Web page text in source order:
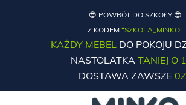
😎 POWRÓT DO SZKOŁY 😎
Z KODEM “SZKOLA_MINKO”
KAŻDY MEBELDO POKOJU
NASTOLATKATANIEJ O
DOSTAWA ZAWSZE